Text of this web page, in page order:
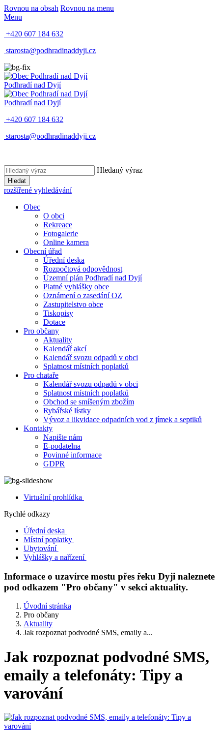
Rovnou na obsah Rovnou na menu
Menu
+420 607 184 632
starosta@podhradinaddyji.cz
Podhradí nad Dyjí
Podhradí nad Dyjí
+420 607 184 632
starosta@podhradinaddyji.cz
Hledaný výraz
Hledat
rozšířené vyhledávání
Obec
O obci
Rekreace
Fotogalerie
Online kamera
Obecní úřad
Úřední deska
Rozpočtová odpovědnost
Územní plán Podhradí nad Dyjí
Platné vyhlášky obce
Oznámení o zasedání OZ
Zastupitelstvo obce
Tiskopisy
Dotace
Pro občany
Aktuality
Kalendář akcí
Kalendář svozu odpadů v obci
Splatnost místních poplatků
Pro chataře
Kalendář svozu odpadů v obci
Splatnost místních poplatků
Obchod se smíšeným zbožím
Rybářské lístky
Vývoz a likvidace odpadních vod z jímek a septiků
Kontakty
Napište nám
E-podatelna
Povinné informace
GDPR
Virtuální prohlídka
Rychlé odkazy
Úřední deska
Místní poplatky
Ubytování
Vyhlášky a nařízení
Informace o uzavírce mostu přes řeku Dyji naleznete
pod odkazem "Pro občany" v sekci aktuality.
Úvodní stránka
Pro občany
Aktuality
Jak rozpoznat podvodné SMS, emaily a...
Jak rozpoznat podvodné SMS,
emaily a telefonáty: Tipy a
varování